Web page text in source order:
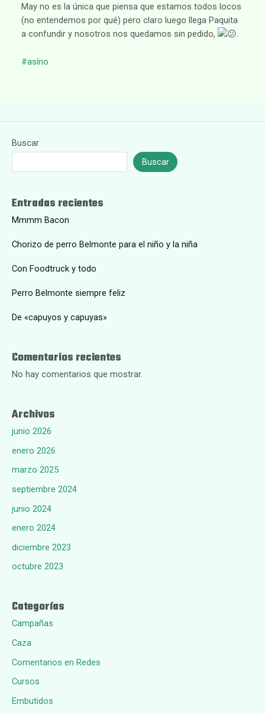
May no es la única que piensa que estamos todos locos
(no entendemos por qué) pero claro luego llega Paquita
a confundir y nosotros nos quedamos sin pedido,
.
#asíno
Buscar
Buscar
Entradas recientes
Mmmm Bacon
Chorizo de perro Belmonte para el niño y la niña
Con Foodtruck y todo
Perro Belmonte siempre feliz
De «capuyos y capuyas»
Comentarios recientes
No hay comentarios que mostrar.
Archivos
junio 2026
enero 2026
marzo 2025
septiembre 2024
junio 2024
enero 2024
diciembre 2023
octubre 2023
Categorías
Campañas
Caza
Comentarios en Redes
Cursos
Embutidos